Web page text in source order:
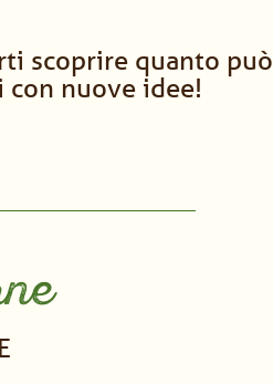
scoprire quanto può
nuove idee!